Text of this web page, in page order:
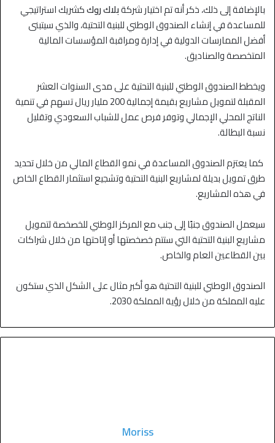
بالإضافة إلى ذلك، ذكر أنه تم اختيار شركةبلاك روككشريك استراتيجي
للمساعدة في إنشاء الصندوق الوطني للبنية التحتية، والذي سيتبنى
أفضل الممارسات الدولية في إدارة ومراقبة المؤسسات المالية
المتخصصة والصناديق.
ويخطط الصندوق الوطني للبنية التحتية على مدى السنوات العشر
المقبلة لتمويل مشاريع بقيمة إجمالية 200 مليار ريال تسهم في تنمية
الناتج المحلي الإجمالي وتوفر فرص عمل للشباب السعودي وتقليل
نسبة البطالة.
كما يعتزم الصندوق المساعدة في نمو القطاع المالي من خلال تحديد
طرق تمويل بديلة لمشاريع البنية التحتية وتشجيع استثمار القطاع الخاص
في هذه المشاريع.
سيعمل الصندوق جنبًا إلى جنب مع المركز الوطني للخصخصة لتمويل
مشاريع البنية التحتية التي ستتم خصخصتها أو إتاحتها من خلال شراكات
بين القطاعين العام والخاص.
الصندوق الوطني للبنية التحتية هو أكبر مثال على الشكل الذي ستكون
عليه المملكة من خلال رؤية المملكة 2030.
Moriss